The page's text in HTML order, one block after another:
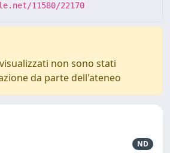
11580/22170
non sono stati
da parte dell'ateneo
ND